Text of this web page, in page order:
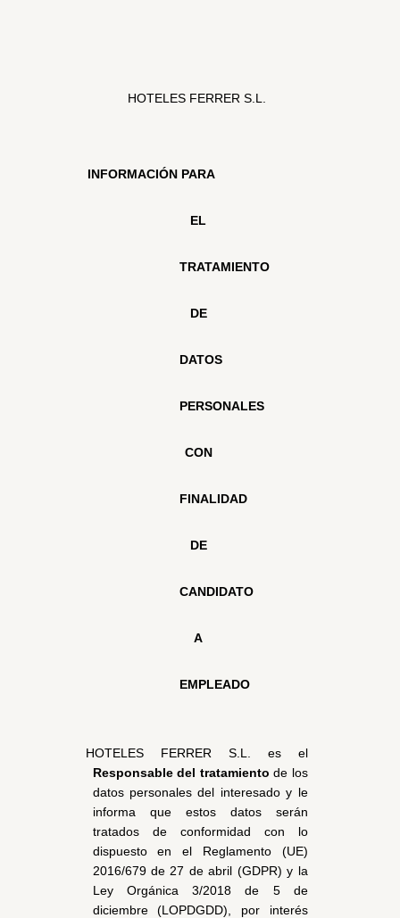
HOTELES FERRER S.L.
INFORMACIÓN PARA
EL
TRATAMIENTO
DE
DATOS
PERSONALES
CON
FINALIDAD
DE
CANDIDATO
A
EMPLEADO
HOTELES FERRER S.L. es el
Responsable del tratamiento de los
datos personales del interesado y le
informa que estos datos serán
tratados de conformidad con lo
dispuesto en el Reglamento (UE)
2016/679 de 27 de abril (GDPR) y la
Ley Orgánica 3/2018 de 5 de
diciembre (LOPDGDD), por interés